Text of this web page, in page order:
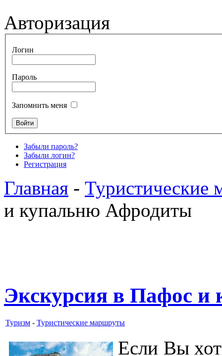
Авторизация
Логин
Пароль
Запомнить меня
Забыли пароль?
Забыли логин?
Регистрация
Главная - Туристические
и купальню Афродиты
Экскурсия в Пафос
Туризм - Туристические маршруты
Если Вы